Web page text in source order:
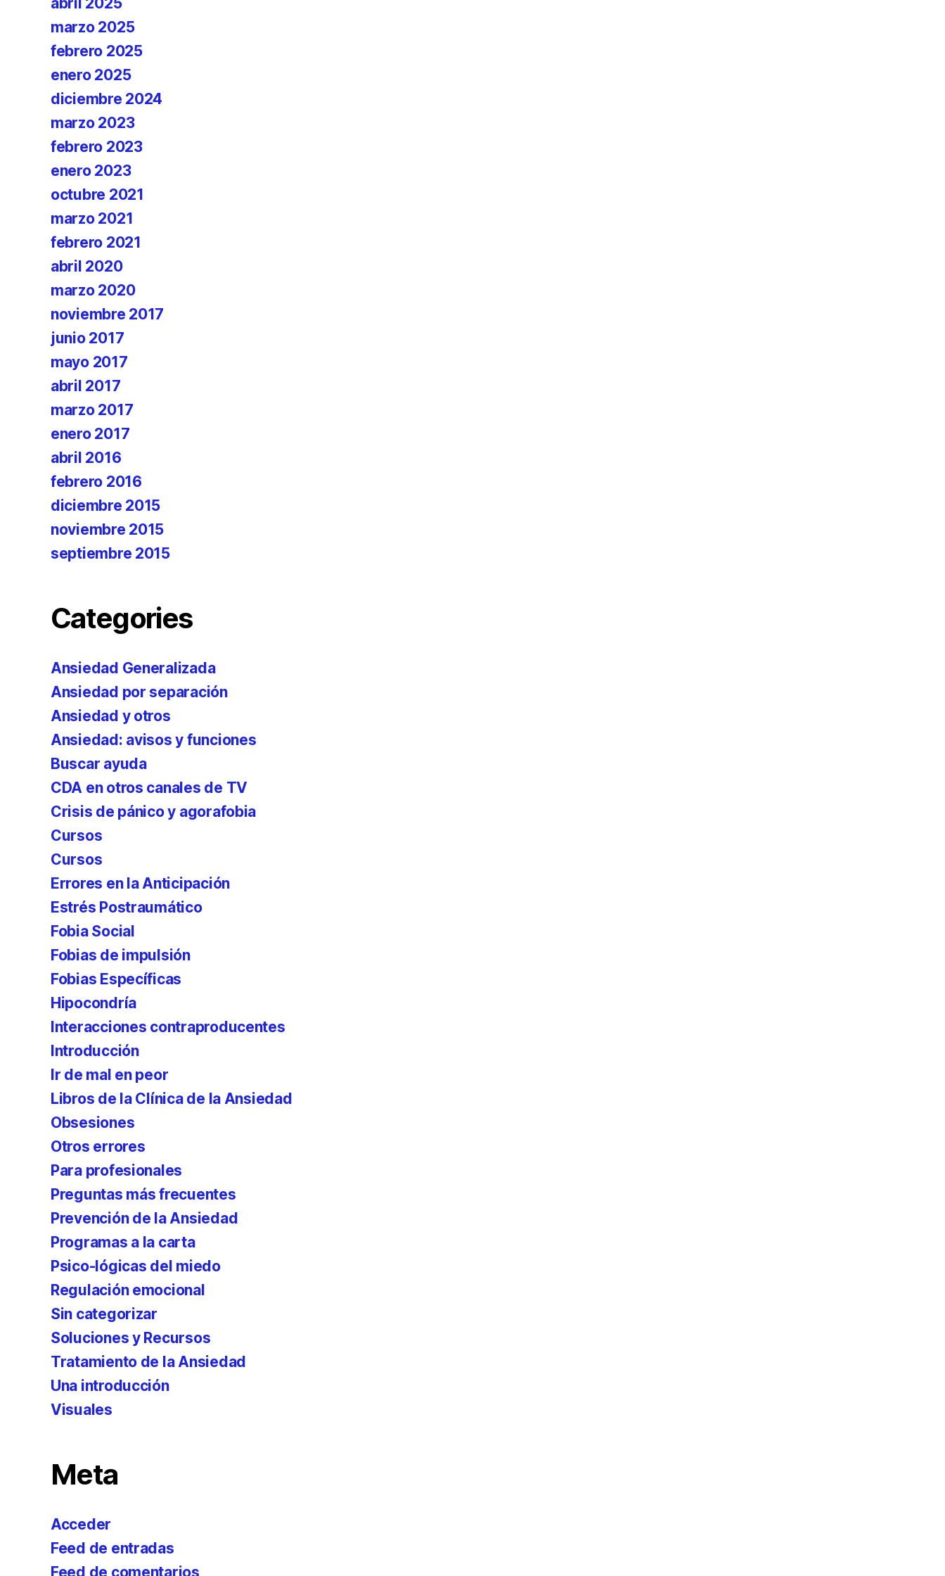
marzo 2025
febrero 2025
enero 2025
diciembre 2024
marzo 2023
febrero 2023
enero 2023
octubre 2021
marzo 2021
febrero 2021
abril 2020
marzo 2020
noviembre 2017
junio 2017
mayo 2017
abril 2017
marzo 2017
enero 2017
abril 2016
febrero 2016
diciembre 2015
noviembre 2015
septiembre 2015
Categories
Ansiedad Generalizada
Ansiedad por separación
Ansiedad y otros
Ansiedad: avisos y funciones
Buscar ayuda
CDA en otros canales de TV
Crisis de pánico y agorafobia
Cursos
Cursos
Errores en la Anticipación
Estrés Postraumático
Fobia Social
Fobias de impulsión
Fobias Específicas
Hipocondría
Interacciones contraproducentes
Introducción
Ir de mal en peor
Libros de la Clínica de la Ansiedad
Obsesiones
Otros errores
Para profesionales
Preguntas más frecuentes
Prevención de la Ansiedad
Programas a la carta
Psico-lógicas del miedo
Regulación emocional
Sin categorizar
Soluciones y Recursos
Tratamiento de la Ansiedad
Una introducción
Visuales
Meta
Acceder
Feed de entradas
Feed de comentarios